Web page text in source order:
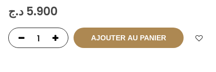
5.900د.ج
AJOUTER AU PANIER